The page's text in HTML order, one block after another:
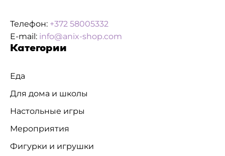
Телефон: +372 58005332
E-mail: info@anix-shop.com
Категории
Еда
Для дома и школы
Настольные игры
Мероприятия
Фигурки и игрушки